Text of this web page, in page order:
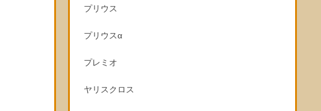
プリウス
プリウスα
プレミオ
ヤリスクロス